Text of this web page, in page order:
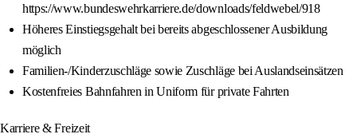
https://www.bundeswehrkarriere.de/downloads/feldwebel/918
Höheres Einstiegsgehalt bei bereits abgeschlossener Ausbildung
möglich
Familien-/Kinderzuschläge sowie Zuschläge bei Auslandseinsätzen
Kostenfreies Bahnfahren in Uniform für private Fahrten
Karriere & Freizeit